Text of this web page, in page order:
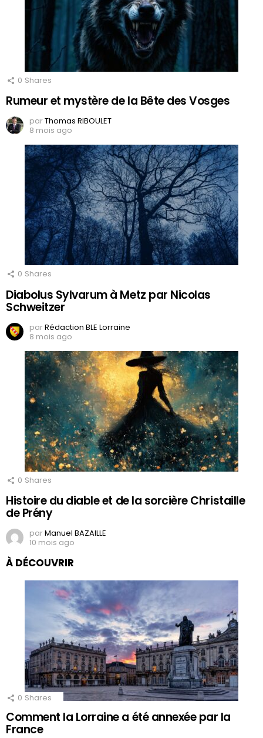
0 Shares
Rumeur et mystère de la Bête des Vosges
parThomas RIBOULET
8 mois ago
0 Shares
Diabolus Sylvarum à Metz par Nicolas
Schweitzer
parRédaction BLE Lorraine
8 mois ago
0 Shares
Histoire du diable et de la sorcière Christaille
de Prény
parManuel BAZAILLE
10 mois ago
À DÉCOUVRIR
0 Shares
Comment la Lorraine a été annexée par la
France